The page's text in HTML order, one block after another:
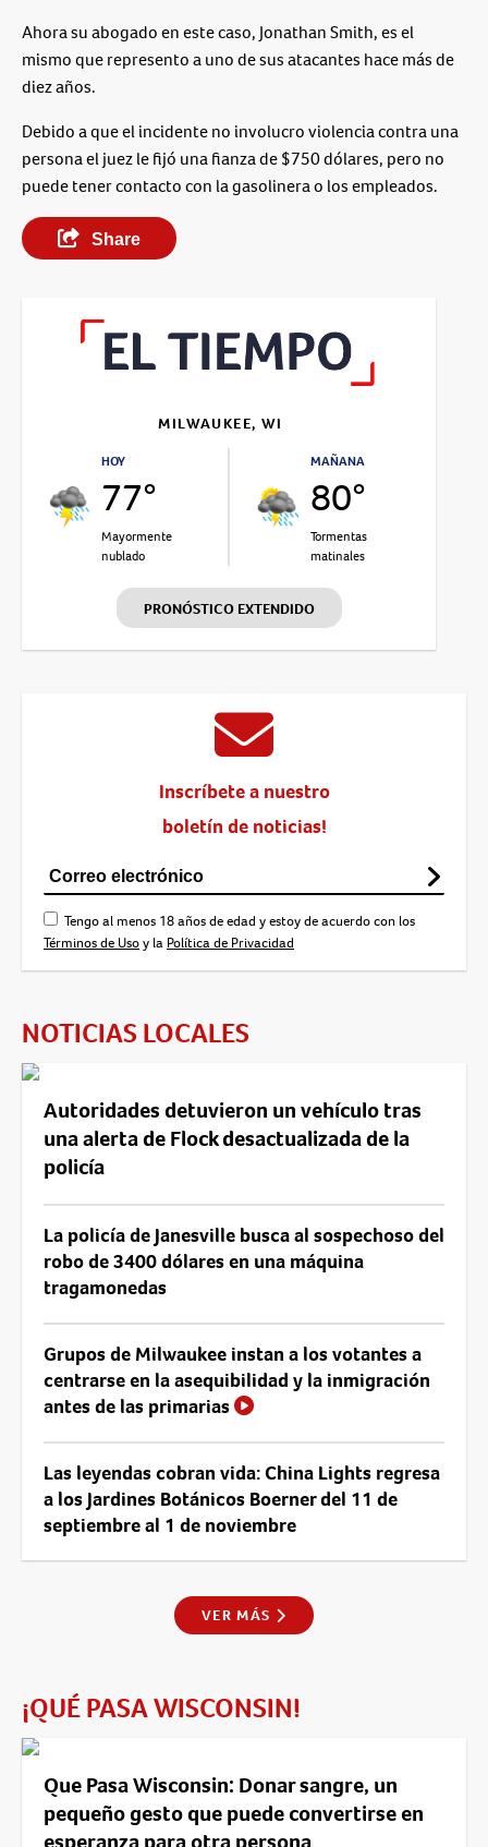
Ahora su abogado en este caso, Jonathan Smith, es el
mismo que represento a uno de sus atacantes hace más de
diez años.
Debido a que el incidente no involucro violencia contra una
persona el juez le fijó una fianza de $750 dólares, pero no
puede tener contacto con la gasolinera o los empleados.
Share
MILWAUKEE, WI
HOY
77°
Mayormente
nublado
MAÑANA
80°
Tormentas
matinales
PRONÓSTICO EXTENDIDO
Inscríbete a nuestro
boletín de noticias!
Tengo al menos 18 años de edad y estoy de acuerdo con los
Términos de Usoy la Política de Privacidad
NOTICIAS LOCALES
Autoridades detuvieron un vehículo tras
una alerta de Flock desactualizada de la
policía
La policía de Janesville busca al sospechoso del
robo de 3400 dólares en una máquina
tragamonedas
Grupos de Milwaukee instan a los votantes a
centrarse en la asequibilidad y la inmigración
antes de las primarias
Las leyendas cobran vida: China Lights regresa
a los Jardines Botánicos Boerner del 11 de
septiembre al 1 de noviembre
VER MÁS
¡QUÉ PASA WISCONSIN!
Que Pasa Wisconsin: Donar sangre, un
pequeño gesto que puede convertirse en